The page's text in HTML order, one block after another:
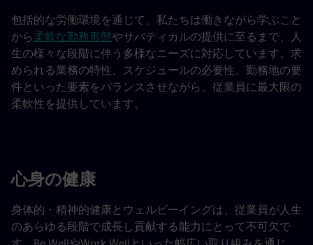
包括的な労働環境を通じて、私たちは働きながら学ぶこと
から柔軟な勤務形態やサバティカルの提供に至るまで、人
生の様々な段階に伴う多様なニーズに対応しています。求
められる業務の特性、スケジュールの必要性、勤務地の要
件といった要素をバランスさせながら、従業員に最大限の
柔軟性を提供しています。
心身の健康
身体的・精神的健康とウェルビーイングは、従業員が人生
のあらゆる段階で成長し貢献する能力にとって不可欠で